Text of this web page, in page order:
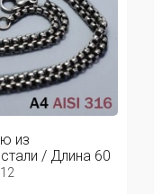
из
/ Длина 60